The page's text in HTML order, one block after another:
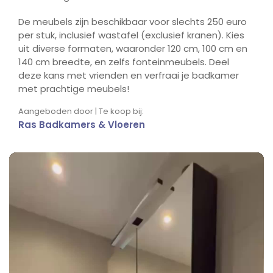
De meubels zijn beschikbaar voor slechts 250 euro
per stuk, inclusief wastafel (exclusief kranen). Kies
uit diverse formaten, waaronder 120 cm, 100 cm en
140 cm breedte, en zelfs fonteinmeubels. Deel
deze kans met vrienden en verfraai je badkamer
met prachtige meubels!
Aangeboden door | Te koop bij:
Ras Badkamers & Vloeren